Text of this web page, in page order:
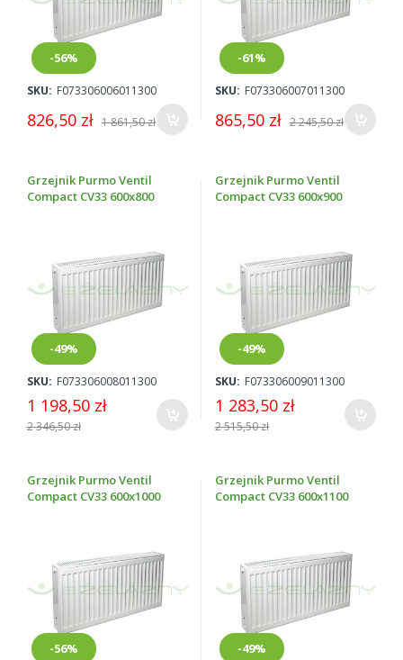
-56%
SKU: F073306006011300
826,50 zł 1 861,50 zł
-61%
SKU: F073306007011300
865,50 zł 2 245,50 zł
Grzejnik Purmo Ventil
Compact CV33 600x800
-49%
SKU: F073306008011300
1 198,50 zł
2 346,50 zł
Grzejnik Purmo Ventil
Compact CV33 600x900
-49%
SKU: F073306009011300
1 283,50 zł
2 515,50 zł
Grzejnik Purmo Ventil
Compact CV33 600x1000
-56%
Grzejnik Purmo Ventil
Compact CV33 600x1100
-49%